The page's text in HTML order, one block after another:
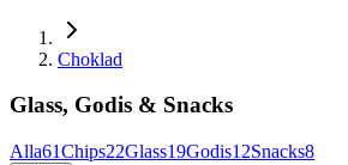
Choklad
Glass, Godis & Snacks
Alla61Chips22Glass19Godis12Snacks8